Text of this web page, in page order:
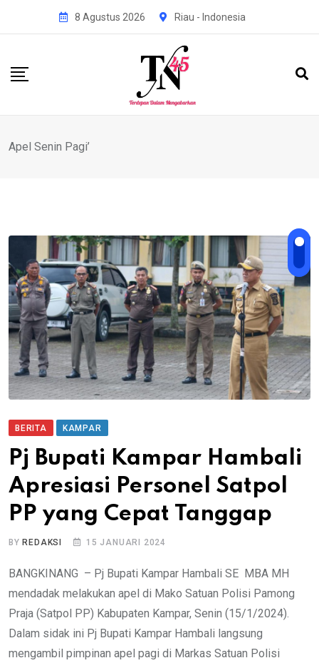
8 Agustus 2026 Riau - Indonesia
Apel Senin Pagi’
BERITA KAMPAR
Pj Bupati Kampar Hambali
Apresiasi Personel Satpol
PP yang Cepat Tanggap
BYREDAKSI 15 JANUARI 2024
BANGKINANG – Pj Bupati Kampar Hambali SE MBA MH
mendadak melakukan apel di Mako Satuan Polisi Pamong
Praja (Satpol PP) Kabupaten Kampar, Senin (15/1/2024).
Dalam sidak ini Pj Bupati Kampar Hambali langsung
mengambil pimpinan apel pagi di Markas Satuan Polisi